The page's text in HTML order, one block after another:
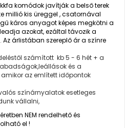
komódok javítják a belső terek
millió kis üreggel , csatornával
káros anyagot képes megkötni a
azokat, ezáltal távozik a
Az árlistában szereplő ár a színre
számított kb 5 - 6 hét + a
és a
az említett időpontok
színárnyalatok esetleges
vállalni,
NEM rendelhető és
el !